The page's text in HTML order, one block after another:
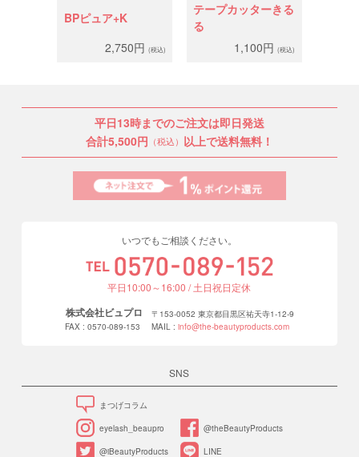
BPピュア+K
2,750円 (税込)
テープカッターきる
る
1,100円(税込)
平日13時までのご注文は即日発送
合計5,500円 （税込） 以上で送料無料！
いつでもご相談ください。
平日10:00～16:00 / 土日祝日定休
株式会社ビュプロ
〒153-0052 東京都目黒区祐天寺1-12-9
FAX : 0570-089-153
MAIL : info@the-beautyproducts.com
SNS
まつげコラム
eyelash_beaupro @theBeautyProducts
@iBeautyProducts LINE